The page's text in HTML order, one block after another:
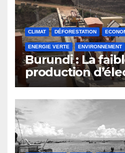
CLIMAT DÉFORESTATION
ENERGIE VERTE ENVIRONNEMENT
Burundi : La
production
compromet le
d’émergence